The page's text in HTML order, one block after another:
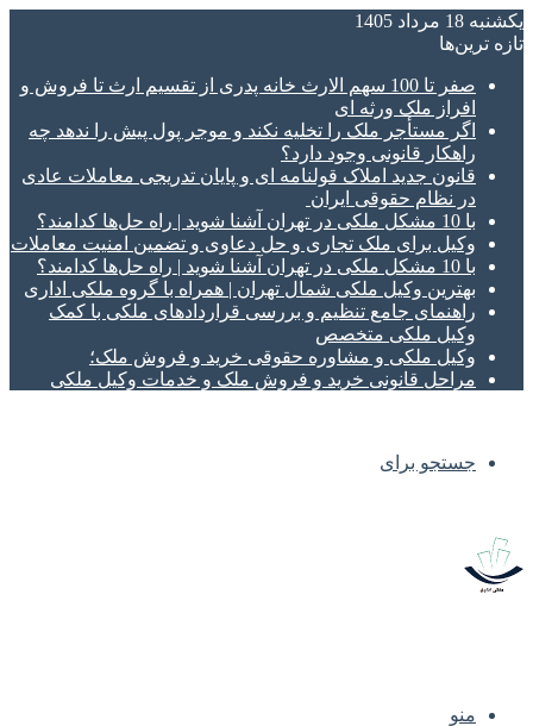
یکشنبه 18 مرداد 1405
تازه‌ ترین‌ها
صفر تا 100 سهم الارث خانه پدری از تقسیم ارث تا فروش و
افراز ملک ورثه ای
اگر مستأجر ملک را تخلیه نکند و موجر پول پیش را ندهد چه
راهکار قانونی وجود دارد؟
قانون جدید املاک قولنامه ای و پایان تدریجی معاملات عادی
در نظام حقوقی ایران
با 10 مشکل ملکی در تهران آشنا شوید | راه حل‌ها کدامند؟
وکیل برای ملک تجاری و حل دعاوی و تضمین امنیت معاملات
با 10 مشکل ملکی در تهران آشنا شوید | راه حل‌ها کدامند؟
بهترین وکیل ملکی شمال تهران | همراه با گروه ملکی اداری
راهنمای جامع تنظیم و بررسی قراردادهای ملکی با کمک
وکیل ملکی متخصص
وکیل ملکی و مشاوره حقوقی خرید و فروش ملک؛
مراحل قانونی خرید و فروش ملک و خدمات وکیل ملکی
جستجو برای
منو